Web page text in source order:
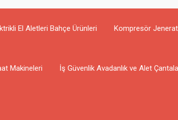
El Aletleri Bahçe Ürünleri Kompresör
Makineleri İş Güvenlik Avadanlık ve Alet